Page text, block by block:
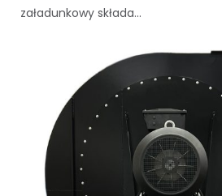
załadunkowy składa...